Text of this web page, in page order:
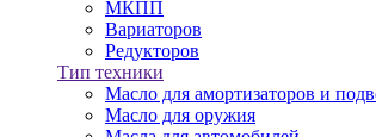
МКПП
Вариаторов
Редукторов
Тип техники
Масло для амортизаторов и
Масло для оружия